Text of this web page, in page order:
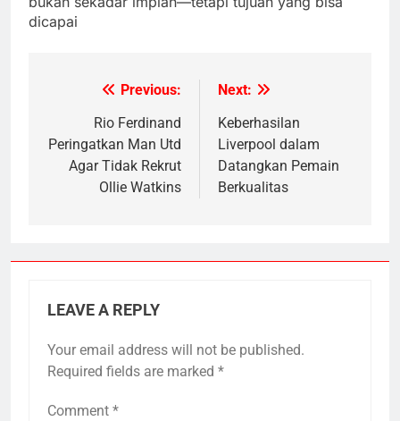
dicapai
navigation
Previous:
Rio Ferdinand
Peringatkan Man Utd
Agar Tidak Rekrut
Ollie Watkins
Next:
Keberhasilan
Liverpool dalam
Datangkan Pemain
Berkualitas
LEAVE A REPLY
Your email address will not be published.
Required fields are marked *
Comment *